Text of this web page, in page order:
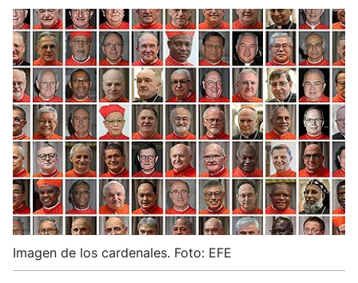
Imagen de los cardenales. Foto: EFE